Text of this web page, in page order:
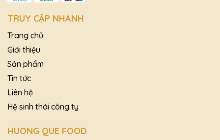
TRUY CẬP NHANH
Trang chủ
Giới thiệu
Sản phẩm
Tin tức
Liên hệ
Hệ sinh thái công ty
HUONG QUE FOOD